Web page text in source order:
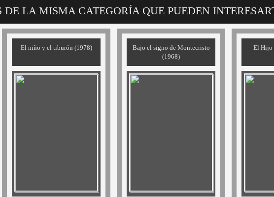
DE LA MISMA CATEGORÍA QUE PUEDEN
El niño y el tiburón (1978)
Bajo el signo de Montecristo
(1968)
El Hijo